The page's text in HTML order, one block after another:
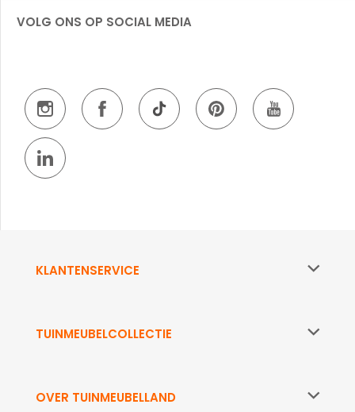
VOLG ONS OP SOCIAL MEDIA
KLANTENSERVICE
TUINMEUBELCOLLECTIE
OVER TUINMEUBELLAND